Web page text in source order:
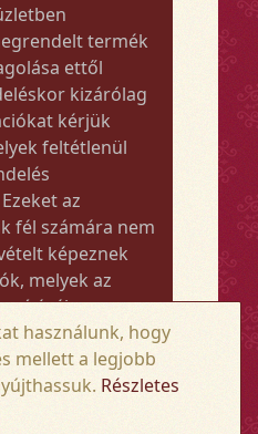
termék
ettől
kizárólag
kérjük
feltétlenül
az
fél számára nem
képeznek
melyek az
vagy
termék
az 50.000 Ft-ot,
használunk, hogy
mellett a legjobb
Részletes